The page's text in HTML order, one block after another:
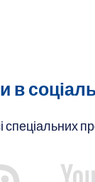
в
спеціальних